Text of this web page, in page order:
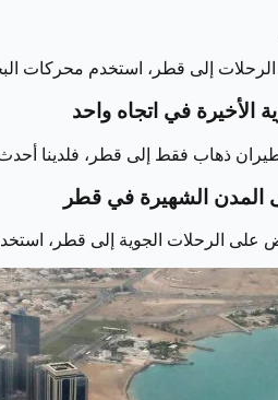
إلى قطر، استخدم محركات
الأخيرة في اتجاه واحد
ذهاب فقط إلى قطر، فلدينا
المدن الشهيرة في قطر
على الرحلات الجوية إلى قطر،